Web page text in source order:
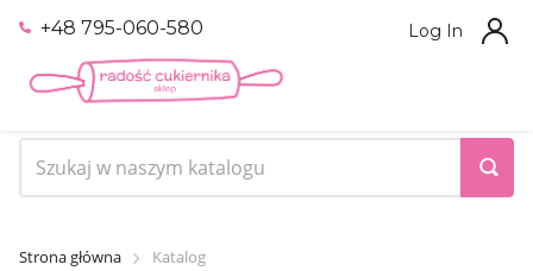
+48 795-060-580 Log In
Strona główna Katalog